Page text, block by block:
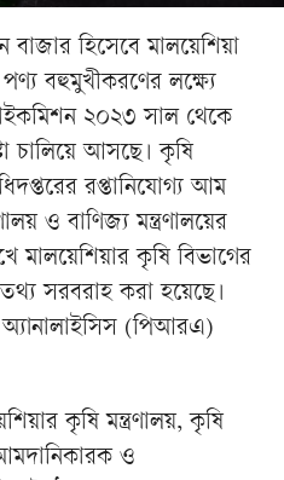
হিসেবে মালয়েশিয়া
বহুমুখীকরণের লক্ষ্যে
২০২৩ সাল থেকে
চালিয়ে আসছে। কৃষি
রপ্তানিযোগ্য আম
ও বাণিজ্য মন্ত্রণালয়ের
মালয়েশিয়ার কৃষি বিভাগের
সরবরাহ করা হয়েছে।
অ্যানালাইসিস (পিআরএ)
কৃষি মন্ত্রণালয়, কৃষি
ও